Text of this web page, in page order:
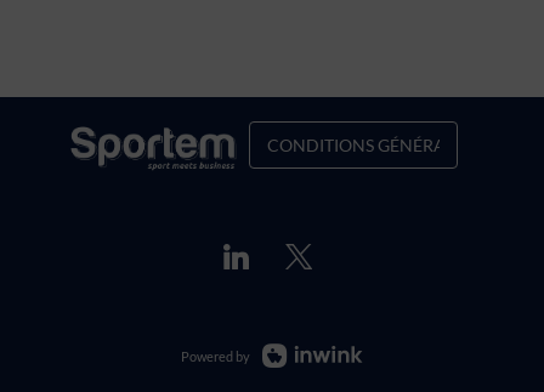
CONDITIONS GÉNÉRALES DE
Powered by